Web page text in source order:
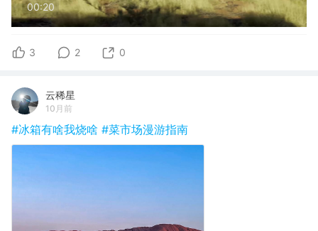
00:20
3 2 0
云稀星
10月前
#冰箱有啥我烧啥 #菜市场漫游指南